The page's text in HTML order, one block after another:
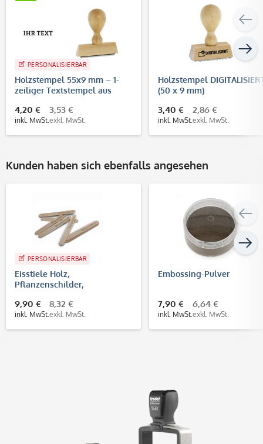
PERSONALISIERBAR
Holzstempel 55x9 mm – 1-
zeiliger Textstempel aus
4,20 €
inkl. MwSt.
3,53 €
exkl. MwSt.
Holzstempel
(50 x 9 mm)
3,40 €
inkl. MwSt.
2,86 €
exkl. MwSt.
Kunden haben sich ebenfalls angesehen
PERSONALISIERBAR
Eisstiele Holz,
Pflanzenschilder,
individueller Gravur (10 Stück)
9,90 €
inkl. MwSt.
8,32 €
exkl. MwSt.
Embossing-Pulver
7,90 €
inkl. MwSt.
6,64 €
exkl. MwSt.